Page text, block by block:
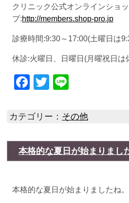
クリニック公式オンラインショッ
プ:http://members.shop-pro.jp
診療時間:9:30～17:00(土曜日は
休診:火曜日、日曜日(月曜祝日は
Facebook
Twitter
Line
カテゴリー： その他
本格的な夏日が始まりまし
本格的な夏日が始まりましたね。